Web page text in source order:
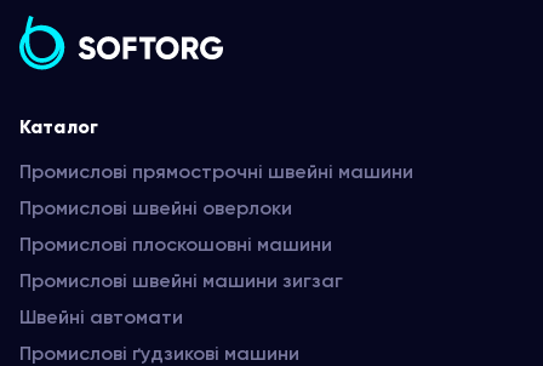
Каталог
Промислові прямострочні швейні машини
Промислові швейні оверлоки
Промислові плоскошовні машини
Промислові швейні машини зигзаг
Швейні автомати
Промислові ґудзикові машини